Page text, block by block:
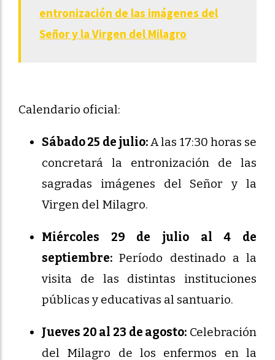
entronización de las imágenes del
Señor y la Virgen del Milagro
Calendario oficial:
Sábado 25 de julio:A las 17:30 horas se
concretará la entronización de las
sagradas imágenes del Señor y la
Virgen del Milagro.
Miércoles 29 de julio al 4 de
septiembre: Período destinado a la
visita de las distintas instituciones
públicas y educativas al santuario.
Jueves 20 al 23 de agosto: Celebración
del Milagro de los enfermos en la